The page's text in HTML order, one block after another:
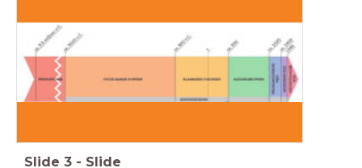
Slide 3 - Slide